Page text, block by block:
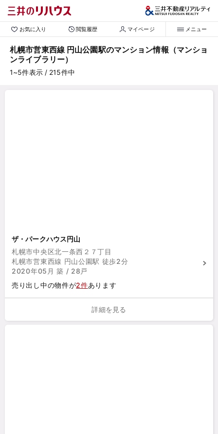
お気に入り 閲覧履歴 マイページ メニュー
札幌市営東西線 円山公園駅のマンション情報（マンショ
ンライブラリー）
1~5件表示/ 215件中
ザ・パークハウス円山
札幌市中央区北一条西２７丁目
札幌市営東西線 円山公園駅 徒歩2分
2020年05月 築 / 28戸
売り出し中の物件が2件あります
詳細を見る